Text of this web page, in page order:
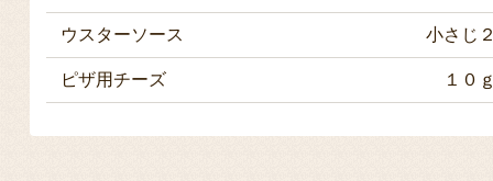
ウスターソース 小さじ
ピザ用チーズ １０